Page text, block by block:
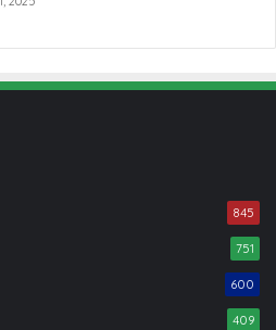
845
751
600
409